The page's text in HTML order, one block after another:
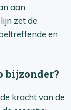
aan
zet de
en
bijzonder?
kracht van de